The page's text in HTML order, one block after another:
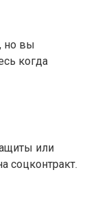
но вы
когда
или
соцконтракт.